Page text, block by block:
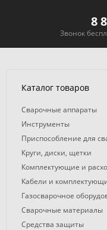
8
Звонок
Каталог товаров
Сварочные аппараты
Инструменты
Приспособление для
Круги, диски, щетки
Комплектующие и
Кабели и
Газосварочное
Сварочные материалы
Средства защиты